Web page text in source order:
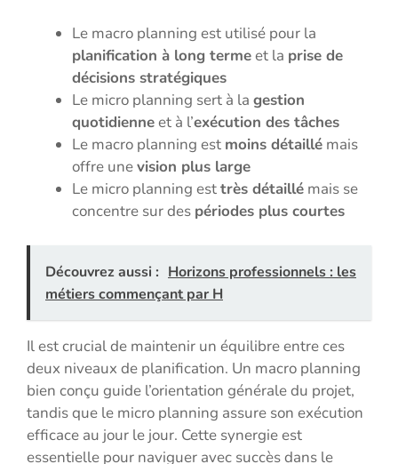
Le macro planning est utilisé pour la
planification à long termeet la prise de
décisions stratégiques
Le micro planning sert à la gestion
quotidienneet à l’exécution des tâches
Le macro planning est moins détaillé mais
offre unevision plus large
Le micro planning esttrès détaillé mais se
concentre sur des périodes plus courtes
Découvrez aussi : Horizons professionnels : les
métiers commençant par H
Il est crucial de maintenir un équilibre entre ces
deux niveaux de planification. Un macro planning
bien conçu guide l’orientation générale du projet,
tandis que le micro planning assure son exécution
efficace au jour le jour. Cette synergie est
essentielle pour naviguer avec succès dans le